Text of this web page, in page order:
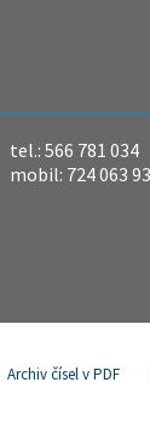
tel.: 566 781 034
mobil: 724 063
Archiv čísel v PDF